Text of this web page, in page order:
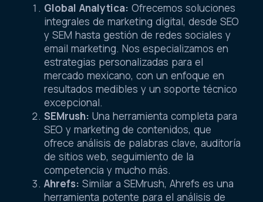
Global Analytica: Ofrecemos soluciones
integrales de marketing digital, desde SEO
y SEM hasta gestión de redes sociales y
email marketing. Nos especializamos en
estrategias personalizadas para el
mercado mexicano, con un enfoque en
resultados medibles y un soporte técnico
excepcional.
SEMrush: Una herramienta completa para
SEO y marketing de contenidos, que
ofrece análisis de palabras clave, auditoría
de sitios web, seguimiento de la
competencia y mucho más.
Ahrefs: Similar a SEMrush, Ahrefs es una
herramienta potente para el análisis de